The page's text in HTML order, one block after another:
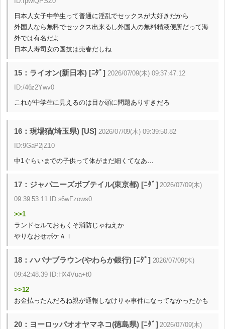
日本人女子中学生って普通に淫乱でセックスが大好きだから
外国人なら無料でセックス出来るし外国人の無料精液便所だって海
外では有名だよ
日本人寿司女の国技は売春だしね
15：ライオン(新日本) [ﾆﾀﾞ] 2026/07/09(木) 09:37:47.12
ID:/46z2Ywv0
これが中学生に見えるのは目か頭に問題ありすきだろ
16：現場猫(埼玉県) [US] 2026/07/09(木) 09:39:50.82
ID:9GaP2jZ10
中1ぐらいまでの子供って体がまだ細くてなあ…
17：ジャパニーズボブテイル(東京都) [ﾆﾀﾞ] 2026/07/09(木)
09:39:53.11 ID:s6wFzows0
>>1
ランドセルておもくそ消防じゃねえか
やりなおせボケＡＩ
18：ハバナブラウン(やわらか銀行) [ﾆﾀﾞ] 2026/07/09(木)
09:42:48.39 ID:HX4Vua+t0
>>12
お金払ったんだろね親が通報しなけりゃ事件になってなかったかも
20：ヨーロッパオオヤマネコ(徳島県) [ﾆﾀﾞ] 2026/07/09(木)